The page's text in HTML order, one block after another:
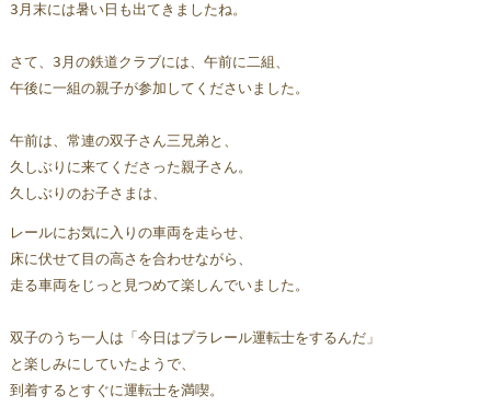
3月末には暑い日も出てきましたね。
さて、3月の鉄道クラブには、午前に二組、
午後に一組の親子が参加してくださいました。
午前は、常連の双子さん三兄弟と、
久しぶり に来てくださった親子さん。
久しぶりのお子さまは、
レールにお気に入りの車両を走らせ、
床に伏せて目の高さを合わせながら、
走る車両をじっと見つめて楽しんでいました。
双子のうち一人は「今日はプラレール運転士をするんだ」
と楽しみにしていたようで、
到着するとすぐに運転士を満喫。